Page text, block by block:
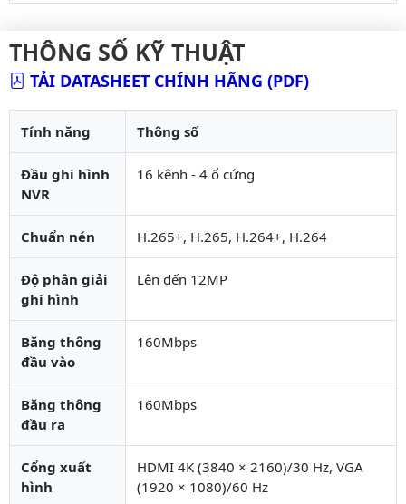
THÔNG SỐ KỸ THUẬT
TẢI DATASHEET CHÍNH HÃNG (PDF)
Tính năng Thông số
Đầu ghi hình
NVR
16 kênh - 4 ổ cứng
Chuẩn nén H.265+, H.265, H.264+, H.264
Độ phân giải
ghi hình
Lên đến 12MP
Băng thông
đầu vào
160Mbps
Băng thông
đầu ra
160Mbps
Cổng xuất
hình
HDMI 4K (3840 × 2160)/30 Hz, VGA
(1920 × 1080)/60 Hz